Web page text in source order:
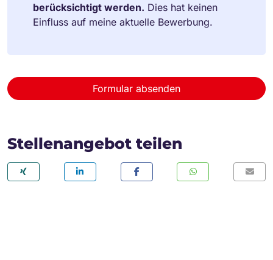
berücksichtigt werden. Dies hat keinen
Einfluss auf meine aktuelle Bewerbung.
Formular absenden
Stellenangebot teilen